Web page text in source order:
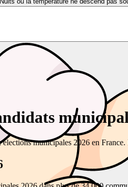
municipales 2026 en